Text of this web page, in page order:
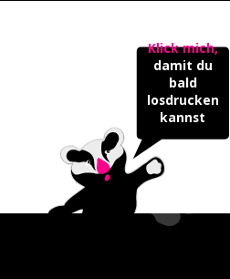
Klick mich,
damit du
bald
losdrucken
kannst